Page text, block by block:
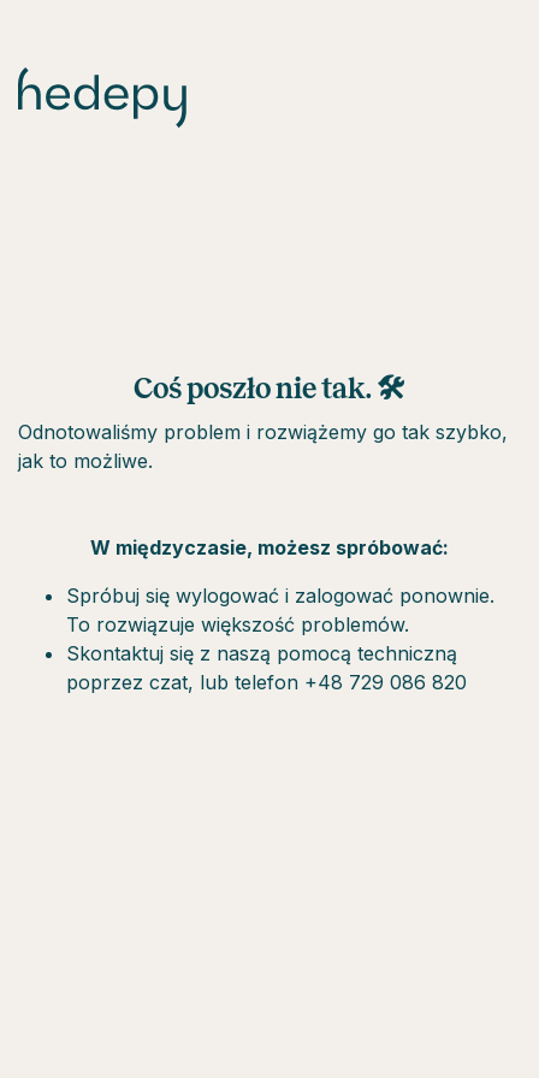
Coś poszło nie tak. 🛠
Odnotowaliśmy problem i rozwiążemy go tak szybko,
jak to możliwe.
W międzyczasie, możesz spróbować:
Spróbuj się wylogować i zalogować ponownie.
To rozwiązuje większość problemów.
Skontaktuj się z naszą pomocą techniczną
poprzez czat, lub telefon +48 729 086 820